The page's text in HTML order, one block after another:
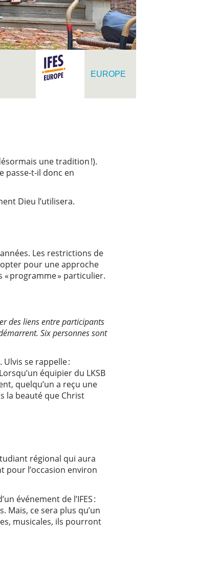
EUROPE
une tradition !).
passe-t-il donc en
Dieu l’utilisera.
Les restrictions de
pour une approche
« programme » particulier.
des liens entre participants
Six personnes sont
se rappelle :
équipier du LKSB
quelqu’un a reçu une
la beauté que Christ
régional qui aura
pour l’occasion environ
événement de l’IFES :
ce sera plus qu’un
musicales, ils pourront